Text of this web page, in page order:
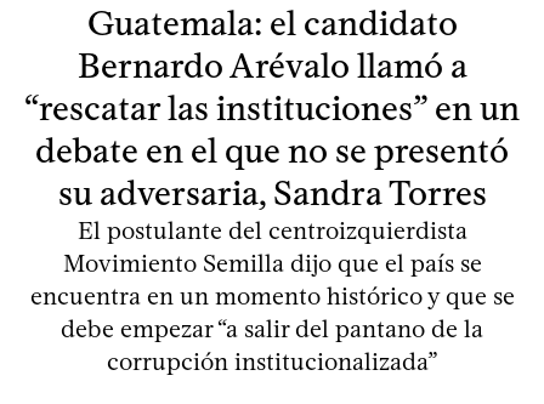
Guatemala: el candidato
Bernardo Arévalo llamó a
“rescatar las instituciones” en un
debate en el que no se presentó
su adversaria, Sandra Torres
El postulante del centroizquierdista
Movimiento Semilla dijo que el país se
encuentra en un momento histórico y que se
debe empezar “a salir del pantano de la
corrupción institucionalizada”